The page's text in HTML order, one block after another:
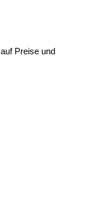
Preise und